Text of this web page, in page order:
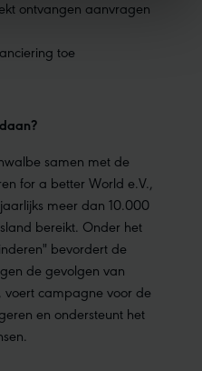
ontvangen aanvragen
toe
samen met de
for a better World e.V.,
meer dan 10.000
bereikt. Onder het
bevordert de
de gevolgen van
voert campagne voor de
en ondersteunt het